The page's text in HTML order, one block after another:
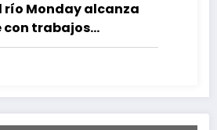
río Monday alcanza
con trabajos